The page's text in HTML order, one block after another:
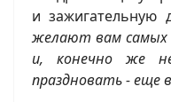
и зажигательную
желают вам самых
и, конечно же
праздновать - еще